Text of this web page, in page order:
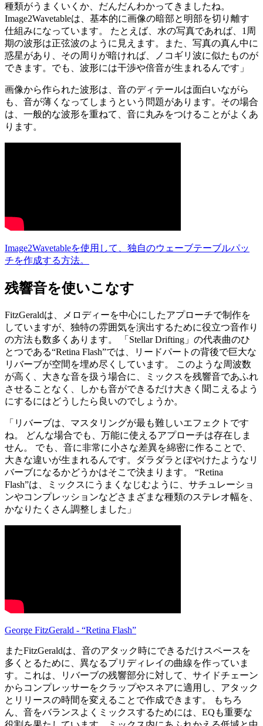
種類がうまくいくか、だんだんわかってきましたね。
Image2Wavetableは、基本的に画像の暗部と明部を切り離す
仕組みになっています。 たとえば、水の写真であれば、1周
期の波形は正弦波のように見えます。また、写真の真ん中に
惑星があり、その周りが暗ければ、ノコギリ波に似たものが
できます。でも、波形には干渉や倍音が生まれるんです」
画像から作られた波形は、音のディテールは面白いながら
も、音が薄くなってしまうという問題があります。その場合
は、一般的な波形を重ねて、音に丸みをつけることがよくあ
ります。
Image2Wavetableを使用して、独自のウェーブテーブルパッ
チを作成する方法。
残響音を使いこなす
FitzGeraldは、メロディーを中心にしたアプローチで制作を
していますが、独特の雰囲気を演出するために役立つ音作り
の方法も数多くあります。 「Stellar Drifting」の代表曲のひ
とつである“Retina Flash”では、リードパートの背後で巨大な
リバーブが空間を埋め尽くしています。 このような周波数
が高く、大きな音を扱う場合に、ミックスを残響音であふれ
させることなく、しかも音ができるだけ大きく聞こえるよう
にするにはどうしたら良いのでしょうか。
「リバーブは、マスタリングが最も難しいエフェクトです
ね。 どんな場合でも、万能に使えるアプローチは存在しま
せん。 でも、音に非常に小さな差異を綿密に作ることで、
大きな違いが生まれるんです。ダラダラとぼやけたようなリ
バーブになるかどうかはそこで決まります。 “Retina
Flash”は、ミックスにうまくなじむように、サチュレーショ
ンやコンプレッションなどさまざまな種類のステレオ幅を、
かなりたくさん調整しました」
George FitzGerald - “Retina Flash”
またFitzGeraldは、音のアタック時にできるだけスペースを
多くとるために、異なるプリディレイの曲線を作っていま
す。これは、リバーブの残響部分に対して、サイドチェーン
からコンプレッサーをクラップやスネアに適用し、アタック
とリリースの時間を変えることで作成できます。 もちろ
ん、音をバランスよくミックスするためには、EQも重要な